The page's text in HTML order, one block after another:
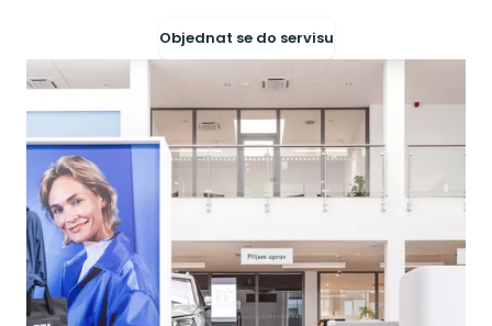
Objednat se do servisu